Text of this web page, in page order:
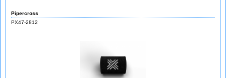
Pipercross
PX47-2812